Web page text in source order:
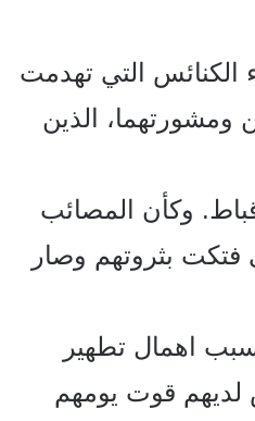
الكنائس التي تهدمت
ومشورتهما، الذين
وكأن المصائب
فتكت بثروتهم وصار
اهمال تطهير
لديهم قوت يومهم